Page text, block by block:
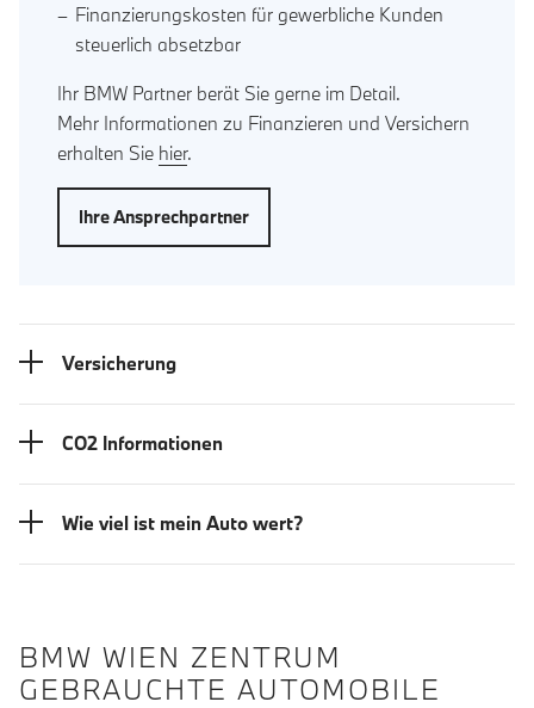
Finanzierungskosten für gewerbliche Kunden
steuerlich absetzbar
Ihr BMW Partner berät Sie gerne im Detail.
Mehr Informationen zu Finanzieren und Versichern
erhalten Sie hier.
Ihre Ansprechpartner
Versicherung
CO2 Informationen
Wie viel ist mein Auto wert?
BMW WIEN ZENTRUM
GEBRAUCHTE AUTOMOBILE